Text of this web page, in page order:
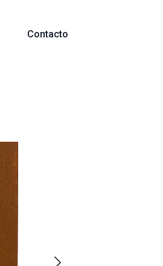
Contacto